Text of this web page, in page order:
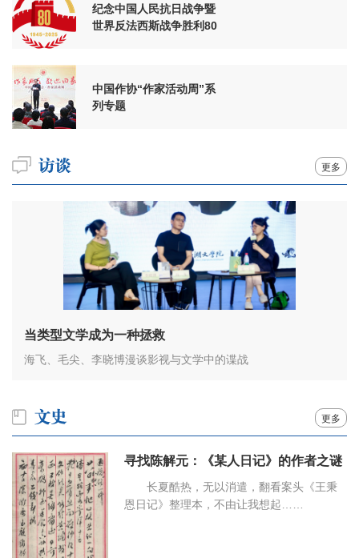
纪念中国人民抗日战争暨
世界反法西斯战争胜利80
中国作协“作家活动周”系
列专题
更多
当类型文学成为一种拯救
海飞、毛尖、李晓博漫谈影视与文学中的谍战
更多
寻找陈解元：《某人日记》的作者之谜
长夏酷热，无以消遣，翻看案头《王秉
恩日记》整理本，不由让我想起……